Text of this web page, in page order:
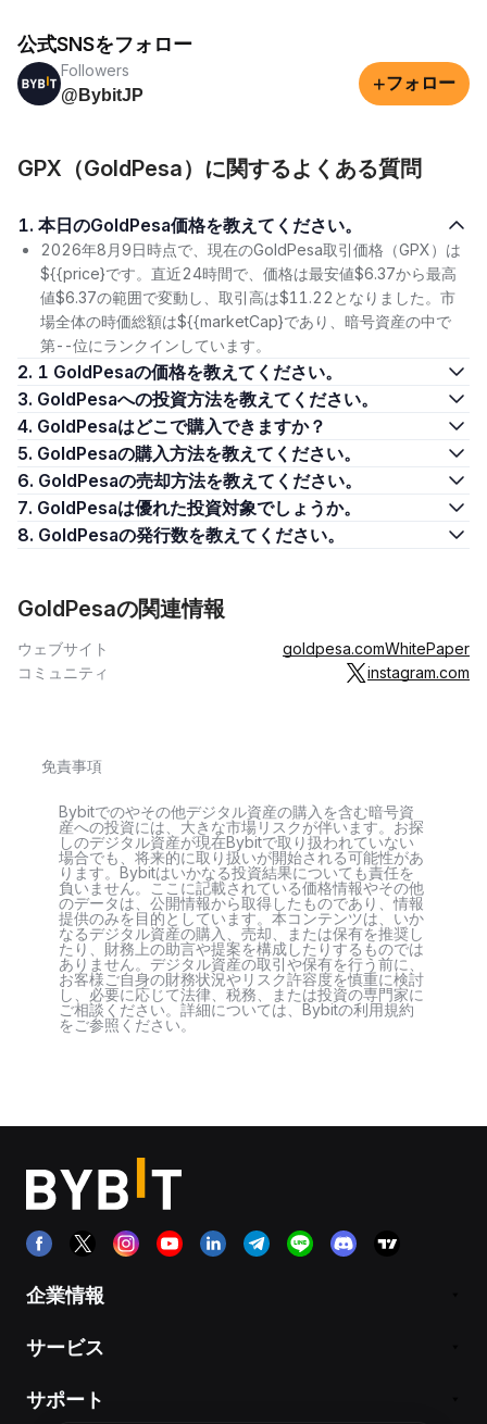
公式SNSをフォロー
Followers
@BybitJP
+フォロー
GPX（GoldPesa）に関するよくある質問
1. 本日のGoldPesa価格を教えてください。
2026年8月9日時点で、現在のGoldPesa取引価格（GPX）は
${{price}です。直近24時間で、価格は最安値$6.37から最高
値$6.37の範囲で変動し、取引高は$11.22となりました。市
場全体の時価総額は${{marketCap}であり、暗号資産の中で
第--位にランクインしています。
2. 1 GoldPesaの価格を教えてください。
3. GoldPesaへの投資方法を教えてください。
4. GoldPesaはどこで購入できますか？
5. GoldPesaの購入方法を教えてください。
6. GoldPesaの売却方法を教えてください。
7. GoldPesaは優れた投資対象でしょうか。
8. GoldPesaの発行数を教えてください。
GoldPesaの関連情報
ウェブサイト goldpesa.comWhitePaper
コミュニティ
instagram.com
免責事項
Bybitでのやその他デジタル資産の購入を含む暗号資
産への投資には、大きな市場リスクが伴います。お探
しのデジタル資産が現在Bybitで取り扱われていない
場合でも、将来的に取り扱いが開始される可能性があ
ります。Bybitはいかなる投資結果についても責任を
負いません。ここに記載されている価格情報やその他
のデータは、公開情報から取得したものであり、情報
提供のみを目的としています。本コンテンツは、いか
なるデジタル資産の購入、売却、または保有を推奨し
たり、財務上の助言や提案を構成したりするものでは
ありません。デジタル資産の取引や保有を行う前に、
お客様ご自身の財務状況やリスク許容度を慎重に検討
し、必要に応じて法律、税務、または投資の専門家に
ご相談ください。詳細については、Bybitの利用規約
をご参照ください。
企業情報
サービス
サポート